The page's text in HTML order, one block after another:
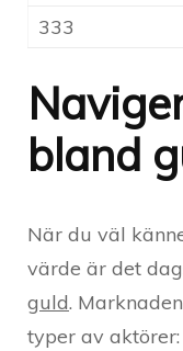
333
bland
När du väl
värde är det
guld.
typer av